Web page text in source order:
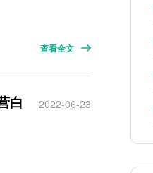
查看全文
白
2022-06-23